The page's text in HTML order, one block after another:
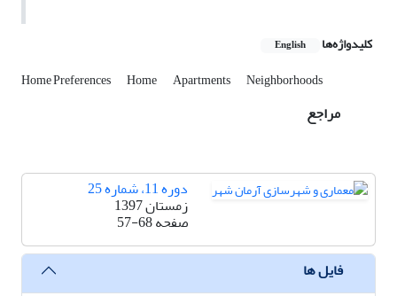
کلیدواژه‌ها English
Home Preferences Home Apartments Neighborhoods
مراجع
دوره 11، شماره 25
زمستان 1397
صفحه57-68
فایل ها